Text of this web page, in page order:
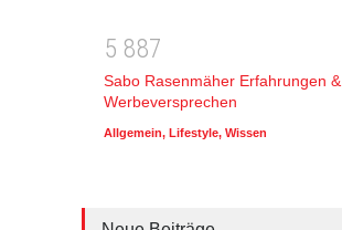
5 887
Sabo Rasenmäher Erfahrungen &
Werbeversprechen
Allgemein, Lifestyle, Wissen